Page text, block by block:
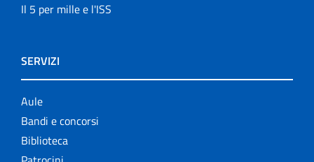
Il 5 per mille e l'ISS
SERVIZI
Aule
Bandi e concorsi
Biblioteca